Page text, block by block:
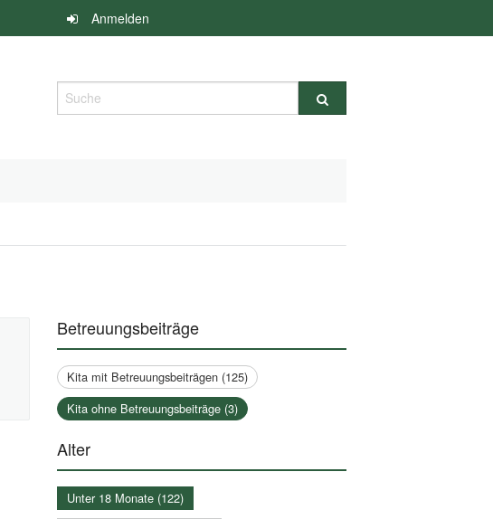
Anmelden
Suche
Betreuungsbeiträge
Kita mit Betreuungsbeiträgen (125)
Kita ohne Betreuungsbeiträge (3)
Alter
Unter 18 Monate (122)